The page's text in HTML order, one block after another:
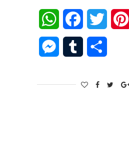
WhatsAppFacebookTwitter
Messenger
Tumblr